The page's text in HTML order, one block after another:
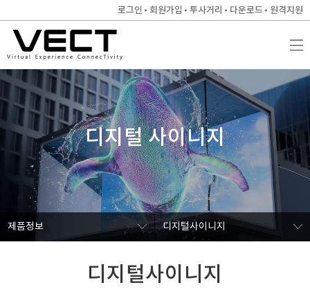
로그인 회원가입 투사거리 다운로드 원격지원
디지털 사이니지
제품정보 디지털사이니지
디지털사이니지